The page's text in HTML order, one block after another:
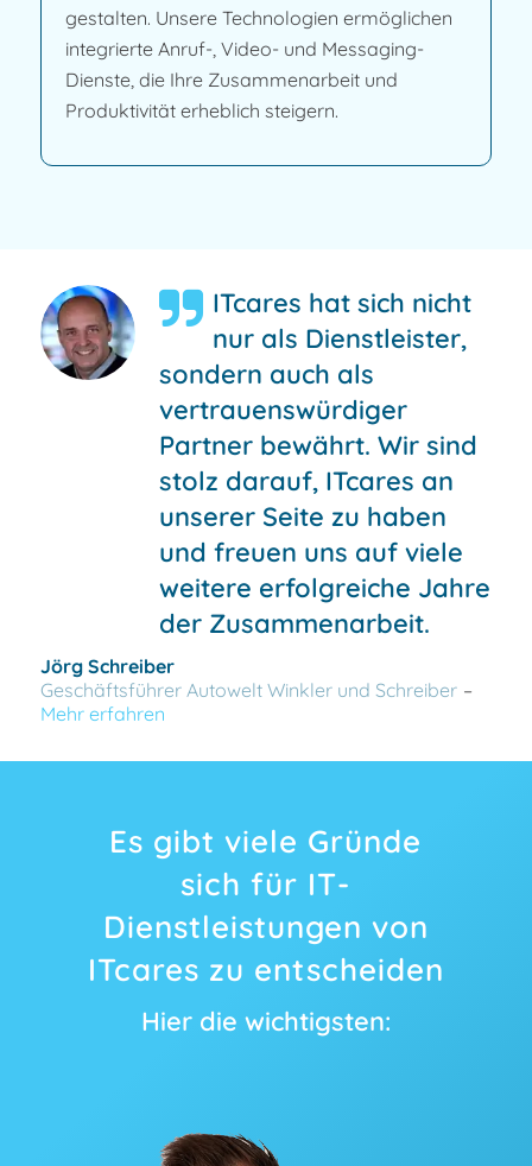
gestalten. Unsere Technologien ermöglichen
integrierte Anruf-, Video- und Messaging-
Dienste, die Ihre Zusammenarbeit und
Produktivität erheblich steigern.
ITcares hat sich nicht
nur als Dienstleister,
sondern auch als
vertrauenswürdiger
Partner bewährt. Wir sind
stolz darauf, ITcares an
unserer Seite zu haben
und freuen uns auf viele
weitere erfolgreiche Jahre
der Zusammenarbeit.
Jörg Schreiber
Geschäftsführer Autowelt Winkler und Schreiber –
Mehr erfahren
Es gibt viele Gründe
sich für IT-
Dienstleistungen von
ITcares zu entscheiden
Hier die wichtigsten: